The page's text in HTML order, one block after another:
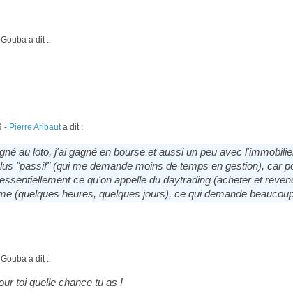
a dit :
- Pierre Aribauta dit :
au loto, j'ai gagné en bourse et aussi un peu avec
"passif" (qui me demande moins de temps en gestion), car
ce qu'on appelle du daytrading (acheter et
(quelques heures, quelques jours), ce qui demande
a dit :
toi quelle chance tu as !